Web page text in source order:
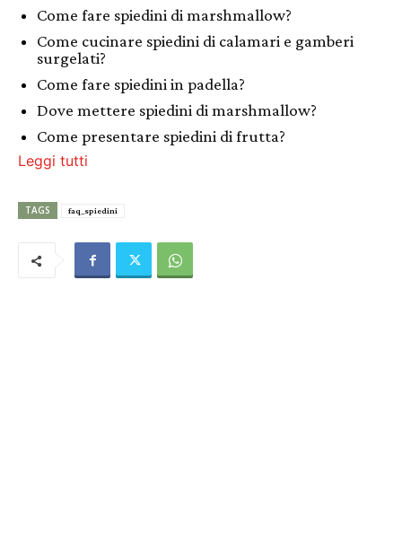
Come fare spiedini di marshmallow?
Come cucinare spiedini di calamari e gamberi
surgelati?
Come fare spiedini in padella?
Dove mettere spiedini di marshmallow?
Come presentare spiedini di frutta?
Leggi tutti
TAGS faq_spiedini